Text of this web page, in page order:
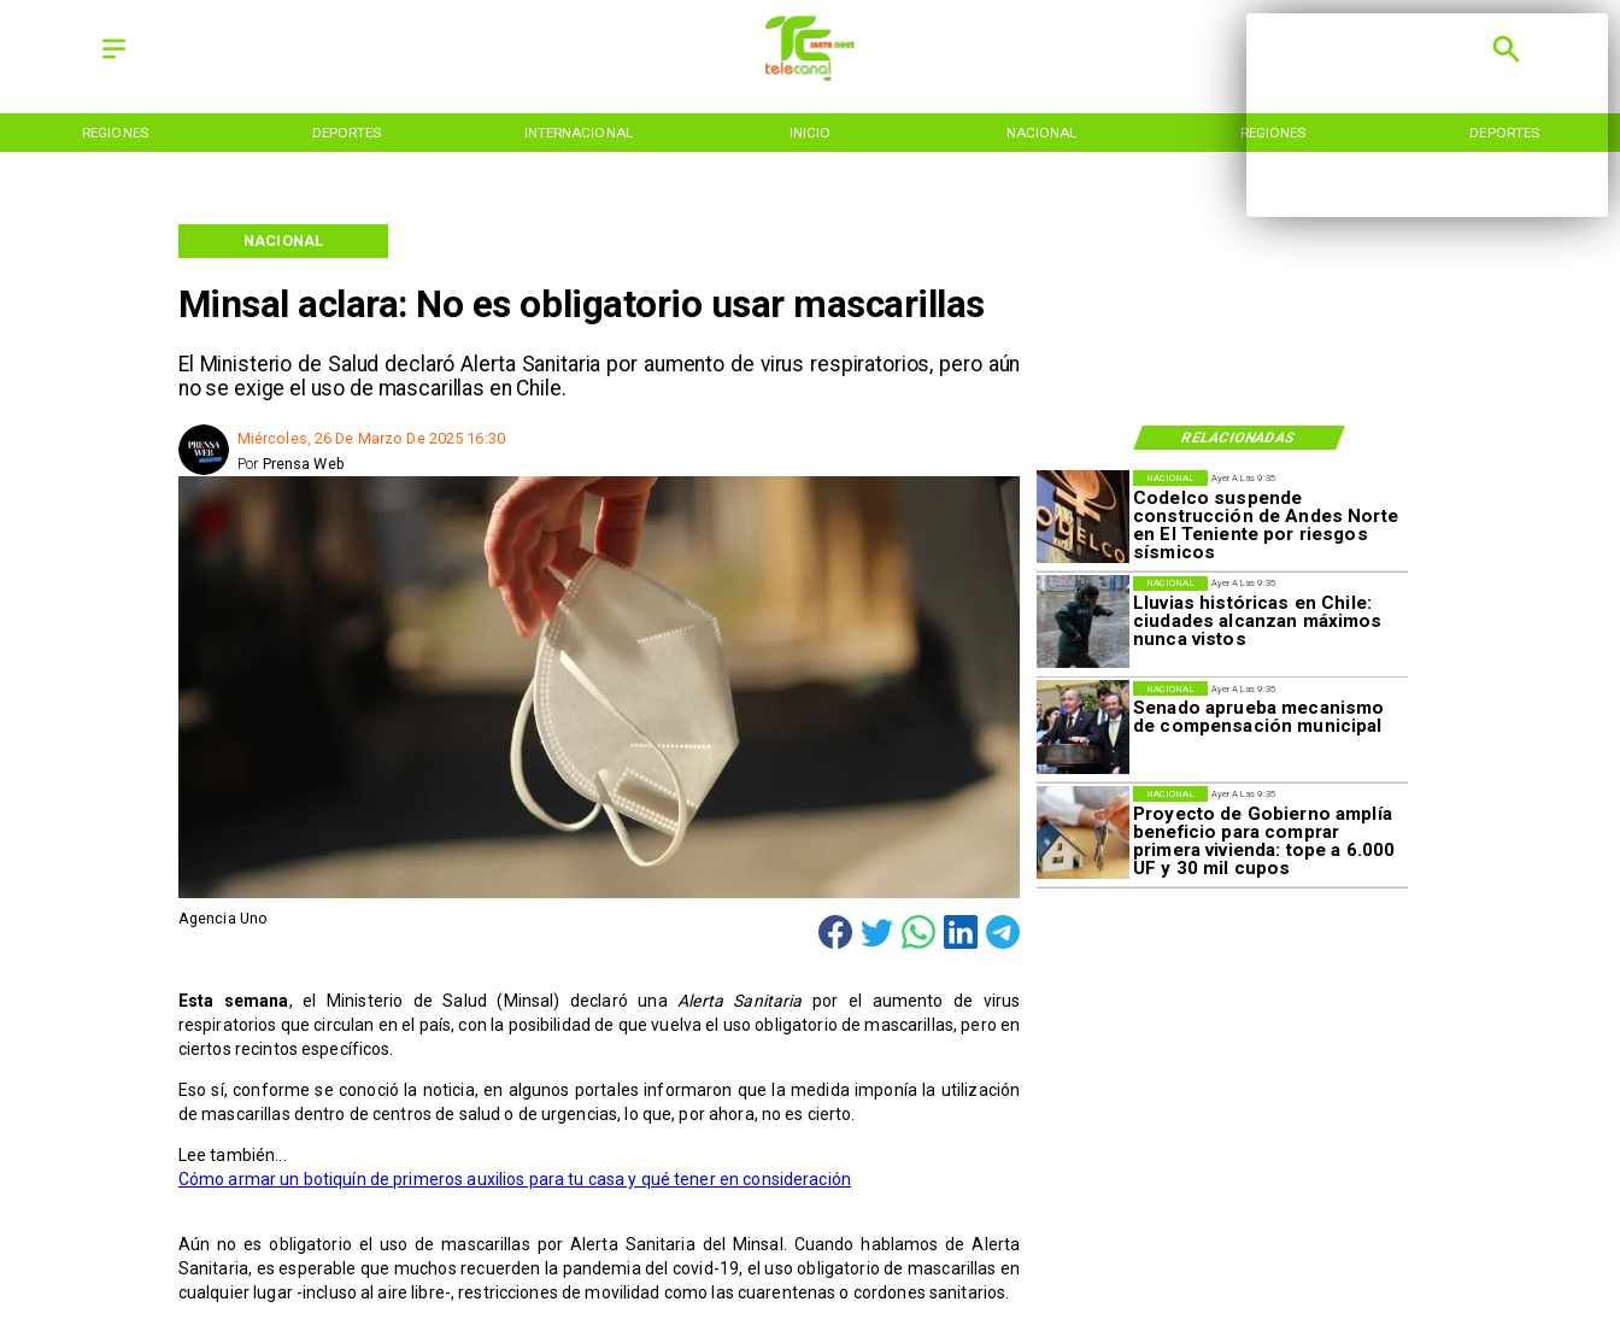
REGIONES DEPORTES INTERNACIONAL INICIO NACIONAL REGIONES DEPORTES
Minsal aclara: No es obligatorio usar mascarillas
El Ministerio de Salud declaró Alerta Sanitaria por aumento de virus respiratorios, pero aún
no se exige el uso de mascarillas en Chile.
NACIONAL
RELACIONADAS
Miércoles, 26 De Marzo De 2025 16:30
Prensa Web
Por
Agencia Uno
Ayer A Las 9:35
Codelco suspende
construcción de Andes Norte
en El Teniente por riesgos
sísmicos
NACIONAL
Ayer A Las 9:35
Lluvias históricas en Chile:
ciudades alcanzan máximos
nunca vistos
NACIONAL
Ayer A Las 9:35
Senado aprueba mecanismo
de compensación municipal
NACIONAL
Ayer A Las 9:35
Proyecto de Gobierno amplía
beneficio para comprar
primera vivienda: tope a 6.000
UF y 30 mil cupos
NACIONAL
Esta semana, el Ministerio de Salud (Minsal) declaró unaAlerta Sanitaria por el aumento de virus
respiratorios que circulan en el país, con la posibilidad de que vuelva el uso obligatorio de mascarillas, pero en
ciertos recintos específicos.
Eso sí, conforme se conoció la noticia, en algunos portales informaron que la medida imponía la utilización
de mascarillas dentro de centros de salud o de urgencias, lo que, por ahora, no es cierto.
Lee también...
Cómo armar un botiquín de primeros auxilios para tu casa y qué tener en consideración
Aún no es obligatorio el uso de mascarillas por Alerta Sanitaria del Minsal. Cuando hablamos de Alerta
Sanitaria, es esperable que muchos recuerden la pandemia del covid-19, el uso obligatorio de mascarillas en
cualquier lugar -incluso al aire libre-, restricciones de movilidad como las cuarentenas o cordones sanitarios.